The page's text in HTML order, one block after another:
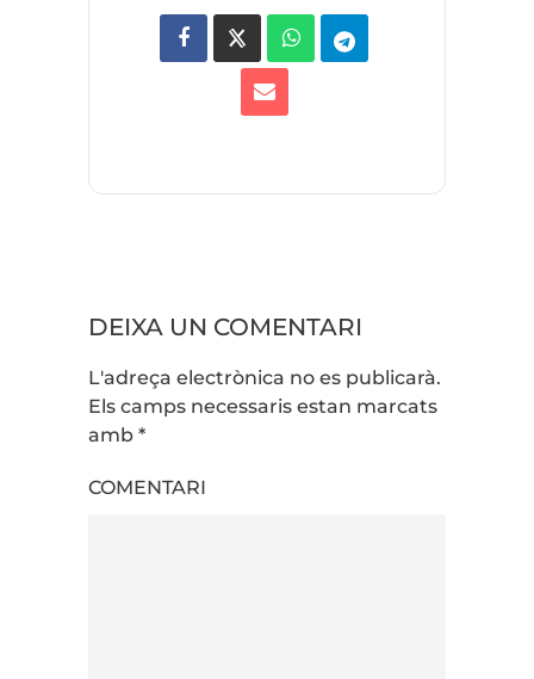
DEIXA UN COMENTARI
L'adreça electrònica no es publicarà.
Els camps necessaris estan marcats
amb *
COMENTARI